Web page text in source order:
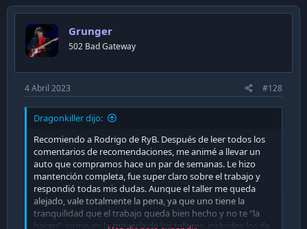
Grunger
502 Bad Gateway
4 Abril 2023 #128
Dragonkiller dijo:
Recomiendo a Rodrigo de RyB. Después de leer todos los
comentarios de recomendaciones, me animé a llevar un
auto que compramos hace un par de semanas. Le hizo
mantención completa, fue super claro sobre el trabajo y
respondió todas mis dudas. Aunque el taller me queda
alejado, vale totalmente la pena, ya que uno tiene la
tranquilidad que el trabajo queda bien hecho y no te "la
hacen", como en la mayoría de los talleres, incluidos los de